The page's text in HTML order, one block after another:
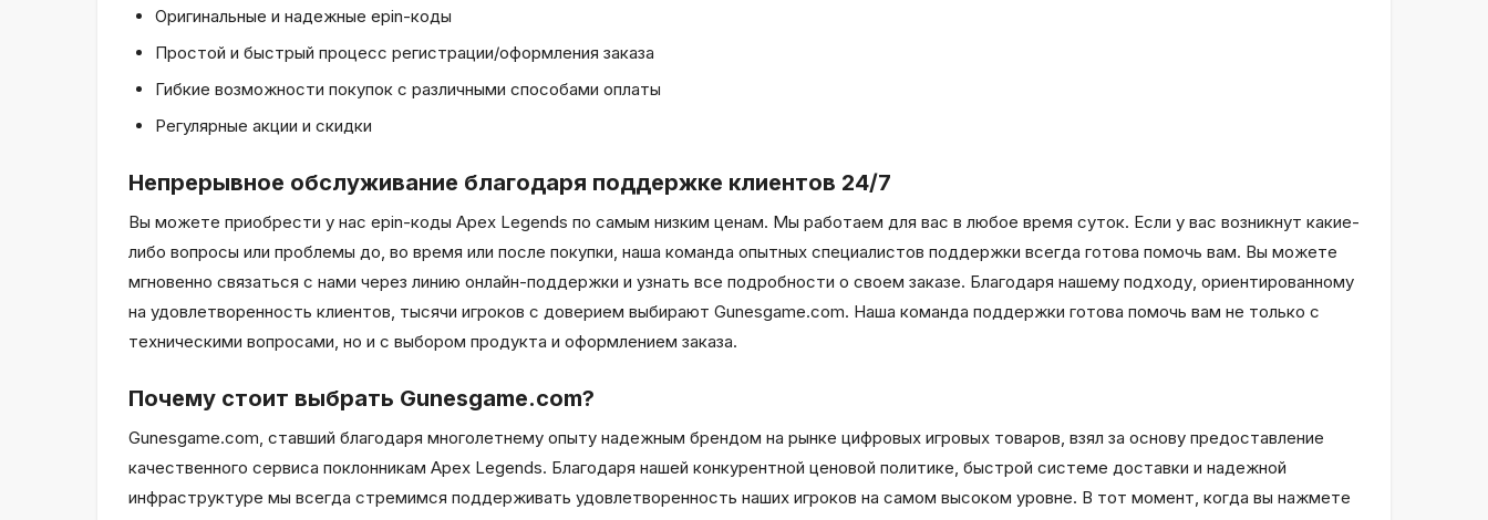
Оригинальные и надежные epin-коды
Простой и быстрый процесс регистрации/оформления заказа
Гибкие возможности покупок с различными способами оплаты
Регулярные акции и скидки
Непрерывное обслуживание благодаря поддержке клиентов 24/7
Вы можете приобрести у нас epin-коды Apex Legends по самым низким ценам. Мы работаем для вас в любое время суток. Если у вас возникнут какие-
либо вопросы или проблемы до, во время или после покупки, наша команда опытных специалистов поддержки всегда готова помочь вам. Вы можете
мгновенно связаться с нами через линию онлайн-поддержки и узнать все подробности о своем заказе. Благодаря нашему подходу, ориентированному
на удовлетворенность клиентов, тысячи игроков с доверием выбирают Gunesgame.com. Наша команда поддержки готова помочь вам не только с
техническими вопросами, но и с выбором продукта и оформлением заказа.
Почему стоит выбрать Gunesgame.com?
Gunesgame.com, ставший благодаря многолетнему опыту надежным брендом на рынке цифровых игровых товаров, взял за основу предоставление
качественного сервиса поклонникам Apex Legends. Благодаря нашей конкурентной ценовой политике, быстрой системе доставки и надежной
инфраструктуре мы всегда стремимся поддерживать удовлетворенность наших игроков на самом высоком уровне. В тот момент, когда вы нажмете